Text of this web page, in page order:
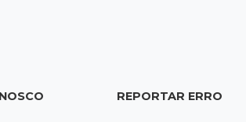
funções
REPORTAR ERRO